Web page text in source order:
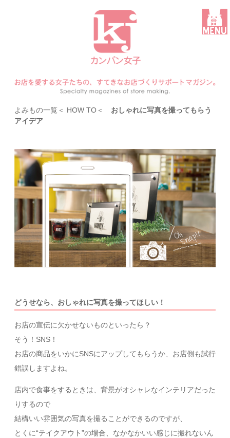
よみもの一覧 ＜ HOW TO ＜
おしゃれに写真を撮ってもらう
アイデア
どうせなら、おしゃれに写真を撮ってほしい！
お店の宣伝に欠かせないものといったら？
そう！SNS！
お店の商品をいかにSNSにアップしてもらうか、お店側も試行
錯誤しますよね。
店内で食事をするときは、背景がオシャレなインテリアだった
りするので
結構いい雰囲気の写真を撮ることができるのですが、
とくに“テイクアウト”の場合、なかなかいい感じに撮れないん